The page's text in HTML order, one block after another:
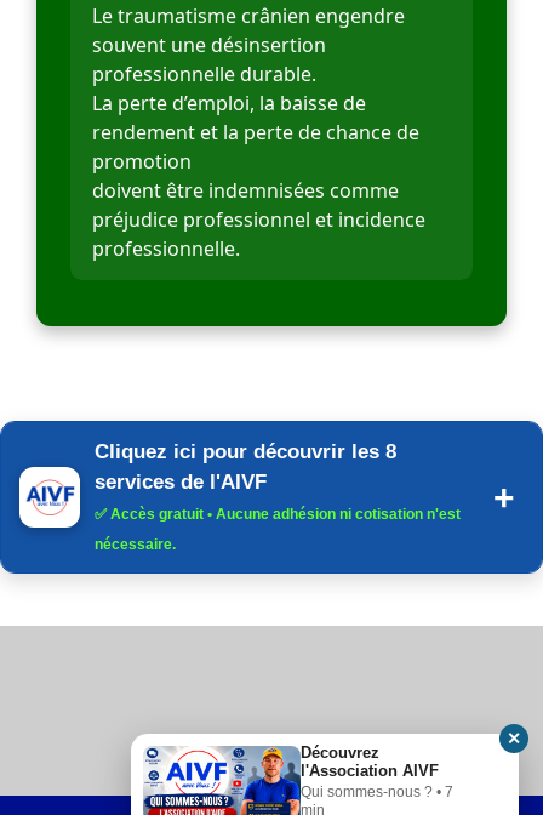
Le traumatisme crânien engendre
souvent une désinsertion
professionnelle durable.
La perte d’emploi, la baisse de
rendement et la perte de chance de
promotion
doivent être indemnisées comme
préjudice professionnel et incidence
professionnelle.
Cliquez ici pour découvrir les 8
services de l'AIVF
✅Accès gratuit • Aucune adhésion ni cotisation n'est
nécessaire.
Découvrez
l'Association AIVF
Qui sommes-nous ? • 7
min
✕